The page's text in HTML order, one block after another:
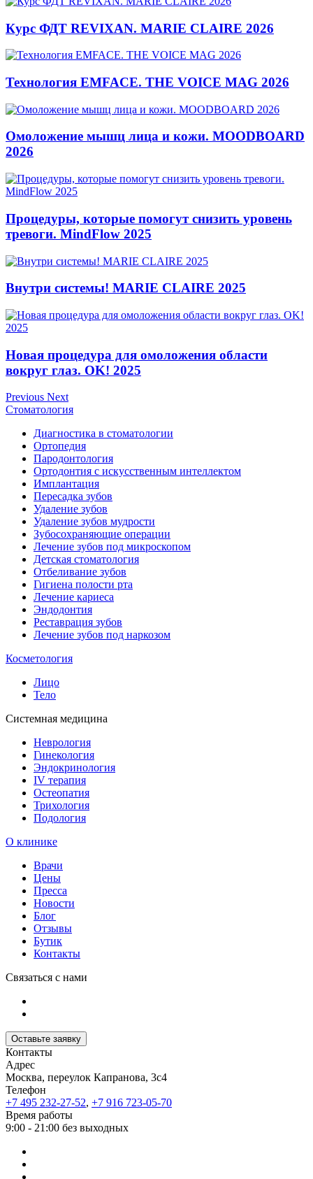
Курс ФДТ REVIXAN. MARIE CLAIRE 2026
Технология EMFACE. THE VOICE MAG 2026
Омоложение мышц лица и кожи. MOODBOARD
2026
Процедуры, которые помогут снизить уровень
тревоги. MindFlow 2025
Внутри системы! MARIE CLAIRE 2025
Новая процедура для омоложения области
вокруг глаз. OK! 2025
Previous Next
Стоматология
Диагностика в стоматологии
Ортопедия
Пародонтология
Ортодонтия с искусственным интеллектом
Имплантация
Пересадка зубов
Удаление зубов
Удаление зубов мудрости
Зубосохраняющие операции
Лечение зубов под микроскопом
Детская стоматология
Отбеливание зубов
Гигиена полости рта
Лечение кариеса
Эндодонтия
Реставрация зубов
Лечение зубов под наркозом
Косметология
Лицо
Тело
Системная медицина
Неврология
Гинекология
Эндокринология
IV терапия
Остеопатия
Трихология
Подология
О клинике
Врачи
Цены
Пресса
Новости
Блог
Отзывы
Бутик
Контакты
Связаться с нами
Оставьте заявку
Контакты
Адрес
Москва, переулок Капранова, 3с4
Телефон
+7 495 232-27-52, +7 916 723-05-70
Время работы
9:00 - 21:00 без выходных